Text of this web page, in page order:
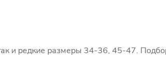
и редкие размеры 34-36, 45-47.